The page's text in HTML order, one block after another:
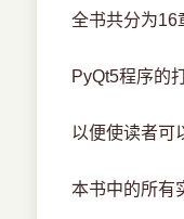
全书共分为16
PyQt5程序的
以便使读者可
本书中的所有